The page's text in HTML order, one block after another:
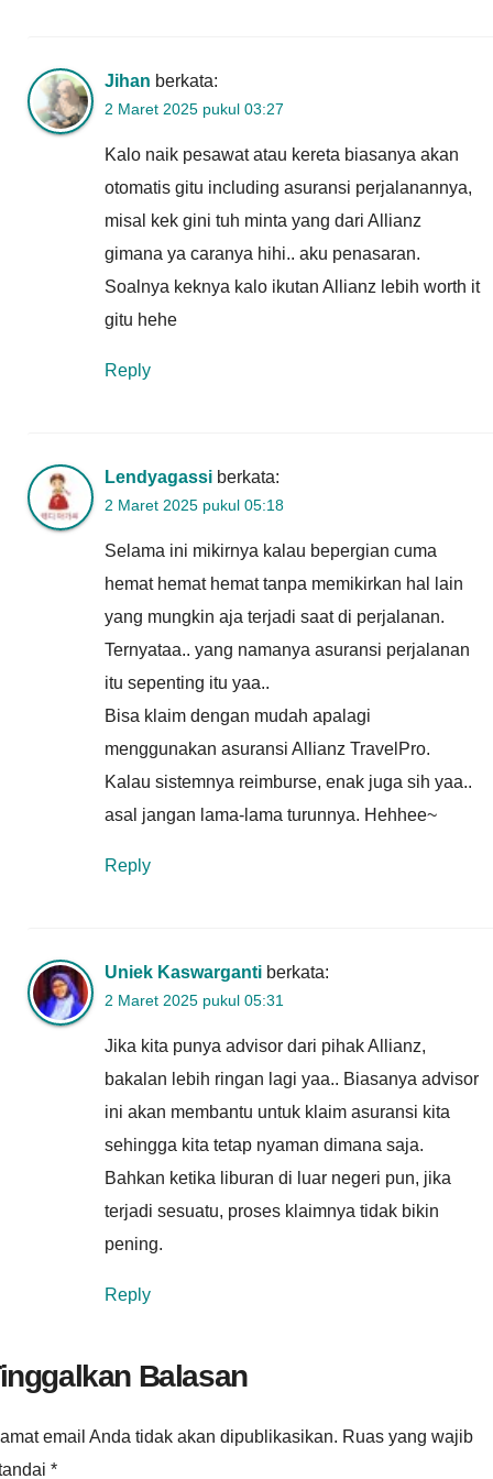
Jihan berkata:
2 Maret 2025 pukul 03:27
Kalo naik pesawat atau kereta biasanya akan
otomatis gitu including asuransi perjalanannya,
misal kek gini tuh minta yang dari Allianz
gimana ya caranya hihi.. aku penasaran.
Soalnya keknya kalo ikutan Allianz lebih worth it
gitu hehe
Reply
Lendyagassi berkata:
2 Maret 2025 pukul 05:18
Selama ini mikirnya kalau bepergian cuma
hemat hemat hemat tanpa memikirkan hal lain
yang mungkin aja terjadi saat di perjalanan.
Ternyataa.. yang namanya asuransi perjalanan
itu sepenting itu yaa..
Bisa klaim dengan mudah apalagi
menggunakan asuransi Allianz TravelPro.
Kalau sistemnya reimburse, enak juga sih yaa..
asal jangan lama-lama turunnya. Hehhee~
Reply
Uniek Kaswarganti berkata:
2 Maret 2025 pukul 05:31
Jika kita punya advisor dari pihak Allianz,
bakalan lebih ringan lagi yaa.. Biasanya advisor
ini akan membantu untuk klaim asuransi kita
sehingga kita tetap nyaman dimana saja.
Bahkan ketika liburan di luar negeri pun, jika
terjadi sesuatu, proses klaimnya tidak bikin
pening.
Reply
Balasan
email Anda tidak akan dipublikasikan. Ruas yang wajib
*